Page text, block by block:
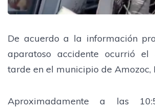
De acuerdo a la información
aparatoso accidente ocurrió
tarde en el municipio de Amozoc,
Aproximadamente a las